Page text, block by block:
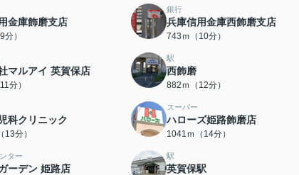
金庫飾磨支店
）
銀行
兵庫信用金庫西飾磨支店
743ｍ（10分）
マルアイ 英賀保店
分）
駅
西飾磨
882ｍ（12分）
科クリニック
13分）
スーパー
ハローズ姫路飾磨店
1041ｍ（14分）
ター
ーデン 姫路店
駅
英賀保駅